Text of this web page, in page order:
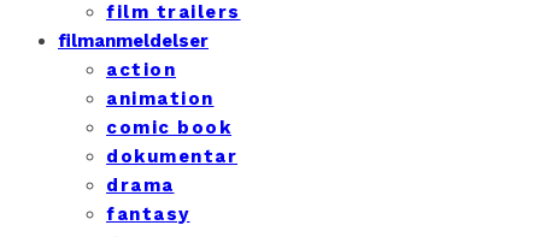
film trailers
filmanmeldelser
action
animation
comic book
dokumentar
drama
fantasy